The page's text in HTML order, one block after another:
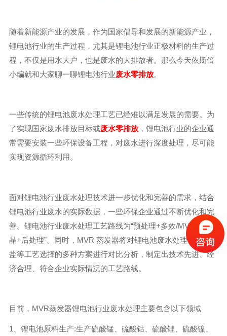
随着新能源产业的发展，作为国家倡导和发展的新能源产业，
锂电池行业的生产过程，尤其是锂电池行业正极材料的生产过
程，不仅是用水大户，也是废水的大排放者。那么今天依斯倍
小编就和大家聊一聊锂电池行业废水零排放。
一些传统的锂电池废水处理工艺已经难以满足发展的需要。为
了实现国家废水排放目标或废水零排放，锂电池行业的企业通
常需要安装一些环保设备工程，对废水进行深度处理，尽可能
实现资源循环利用。
面对锂电池行业废水处理技术进一步优化和完善的需求，结合
锂电池行业废水的实际数据，一些环保企业通过不断优化和完
善。锂电池行业废水处理工艺路线为“预处理+多效/MVR蒸发结
晶+后处理”。同时，MVR 蒸发器将对锂电池废水处理、蒸发脱
盐等工艺选择的多种方案进行对比分析，制定出技术先进、经
济合理、符合企业实际情况的工艺路线。
目前，MVR蒸发器锂电池行业废水处理主要包含以下领域
1、锂电池原料生产:生产硫酸锰、硫酸钴、硫酸锂、硫酸镍、